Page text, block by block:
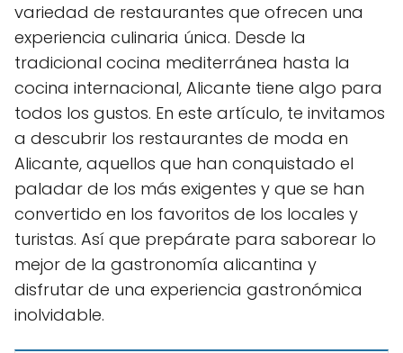
variedad de restaurantes que ofrecen una
experiencia culinaria única. Desde la
tradicional cocina mediterránea hasta la
cocina internacional, Alicante tiene algo para
todos los gustos. En este artículo, te invitamos
a descubrir los restaurantes de moda en
Alicante, aquellos que han conquistado el
paladar de los más exigentes y que se han
convertido en los favoritos de los locales y
turistas. Así que prepárate para saborear lo
mejor de la gastronomía alicantina y
disfrutar de una experiencia gastronómica
inolvidable.